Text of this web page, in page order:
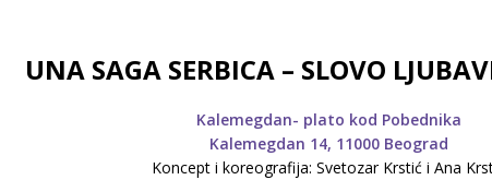
UNA SAGA SERBICA – SLOVO
Kalemegdan- plato kod Pobednika
Kalemegdan 14, 11000 Beograd
Koncept i koreografija: Svetozar Krstić i Ana